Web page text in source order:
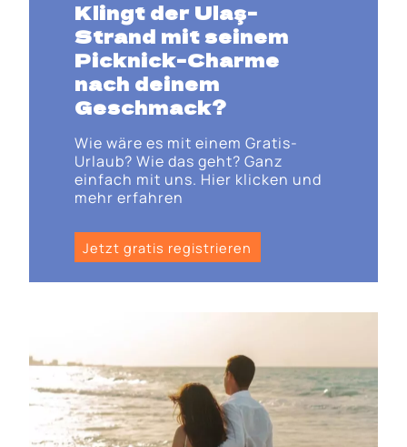
Klingt der Ulaş-
Strand mit seinem
Picknick-Charme
nach deinem
Geschmack?
Wie wäre es mit einem Gratis-
Urlaub? Wie das geht? Ganz
einfach mit uns. Hier klicken und
mehr erfahren
Jetzt gratis registrieren